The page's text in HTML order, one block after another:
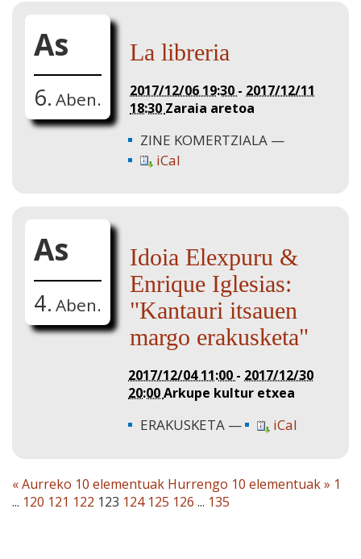
As
6. Aben.
La libreria
2017/12/06 19:30 - 2017/12/11
18:30 Zaraia aretoa
ZINE KOMERTZIALA
iCal
As
4. Aben.
Idoia Elexpuru &
Enrique Iglesias:
"Kantauri itsauen
margo erakusketa"
2017/12/04 11:00 - 2017/12/30
20:00Arkupe kultur etxea
ERAKUSKETA iCal
« Aurreko 10 elementuak Hurrengo 10 elementuak » 1
... 120 121 122 123 124 125 126 ... 135